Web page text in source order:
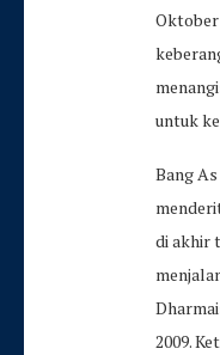
Oktober
untuk
Bang
di akhir
2009.